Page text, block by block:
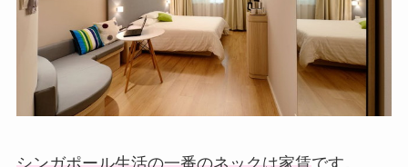
シンガポール生活の一番のネックは家賃です。